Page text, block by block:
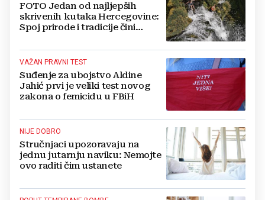
FOTO Jedan od najljepših
skrivenih kutaka Hercegovine:
Spoj prirode i tradicije čini
destinacijom
VAŽAN PRAVNI TEST
Suđenje za ubojstvo Aldine
Jahić prvi je veliki test novog
zakona o femicidu u FBiH
NIJE DOBRO
Stručnjaci upozoravaju na
jednu jutarnju naviku: Nemojte
ovo raditi čim ustanete